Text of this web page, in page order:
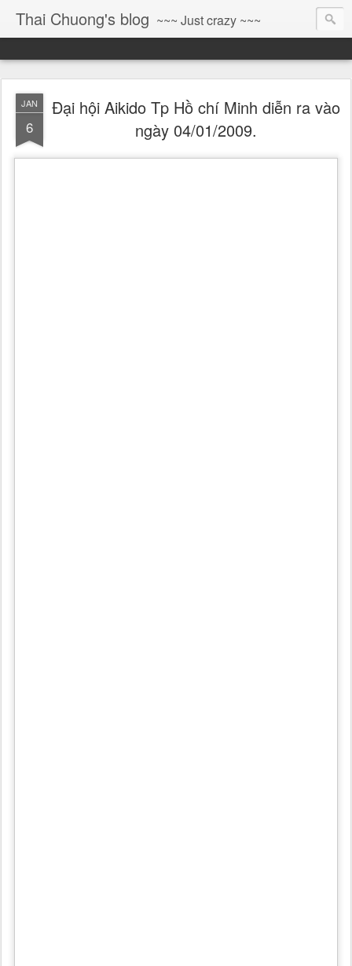
Thai Chuong's blog ~~~ Just crazy ~~~
JAN
6
Đại hội Aikido Tp Hồ chí Minh diễn ra vào
ngày 04/01/2009.